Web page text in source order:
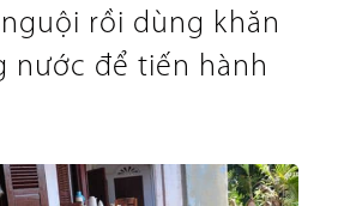
rồi dùng khăn
nước để tiến hành